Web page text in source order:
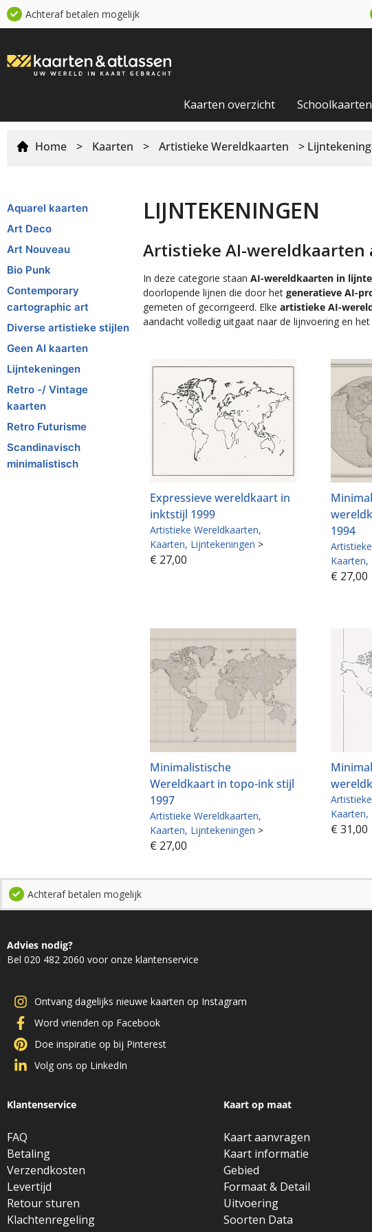
Achteraf betalen mogelijk
Kaarten overzicht Schoolkaarten
Home > Kaarten > Artistieke Wereldkaarten >
Aquarel kaarten
Art Deco
Art Nouveau
Bio Punk
Contemporary
cartographic art
Diverse artistieke stijlen
Geen AI kaarten
Lijntekeningen
Retro -/ Vintage
kaarten
Retro Futurisme
Scandinavisch
minimalistisch
LIJNTEKENINGEN
Artistieke AI-
In deze categorie staanAI-wereldkaarten in
doorlopende lijnen die door hetgeneratieve AI-
gemeten of gecorrigeerd. Elkeartistieke AI-
aandacht volledig uitgaat naar de lijnvoering en
Expressieve wereldkaart in
inktstijl 1999
Artistieke Wereldkaarten
Kaarten Lijntekeningen >
€ 27,00
1994
Kaarten
€ 27,00
Minimalistische
Wereldkaart in topo-ink stijl
1997
Artistieke Wereldkaarten
Kaarten Lijntekeningen >
€ 27,00
Kaarten
€ 31,00
Achteraf betalen mogelijk
Advies nodig?
Bel 020 482 2060 voor onze klantenservice
Ontvang dagelijks nieuwe kaarten op Instagram
Word vrienden op Facebook
Doe inspiratie op bij Pinterest
Volg ons op LinkedIn
Klantenservice
FAQ
Betaling
Verzendkosten
Levertijd
Retour sturen
Klachtenregeling
Kaart op maat
Kaart aanvragen
Kaart informatie
Gebied
Formaat & Detail
Uitvoering
Soorten Data